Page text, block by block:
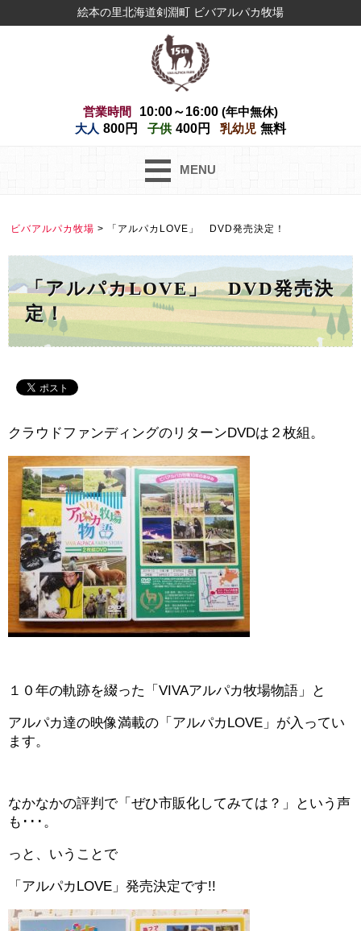
絵本の里北海道剣淵町 ビバアルパカ牧場
営業時間 10:00～16:00 (年中無休)
大人 800円 子供 400円 乳幼児 無料
MENU
ビバアルパカ牧場 > 「アルパカLOVE」 DVD発売決定！
「アルパカLOVE」 DVD発売決
定！
クラウドファンディングのリターンDVDは２枚組。
１０年の軌跡を綴った「VIVAアルパカ牧場物語」と
アルパカ達の映像満載の「アルパカLOVE」が入ってい
ます。
なかなかの評判で「ぜひ市販化してみては？」という声
も･･･。
っと、いうことで
「アルパカLOVE」発売決定です!!